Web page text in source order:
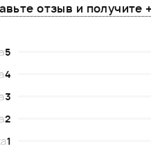
отзыв и получите
5
4
3
2
1